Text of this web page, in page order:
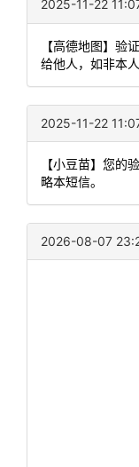
2025-11-22
【高德地图】验
给他人，如非本
2025-11-22
【小豆苗】您的
略本短信。
2026-08-07